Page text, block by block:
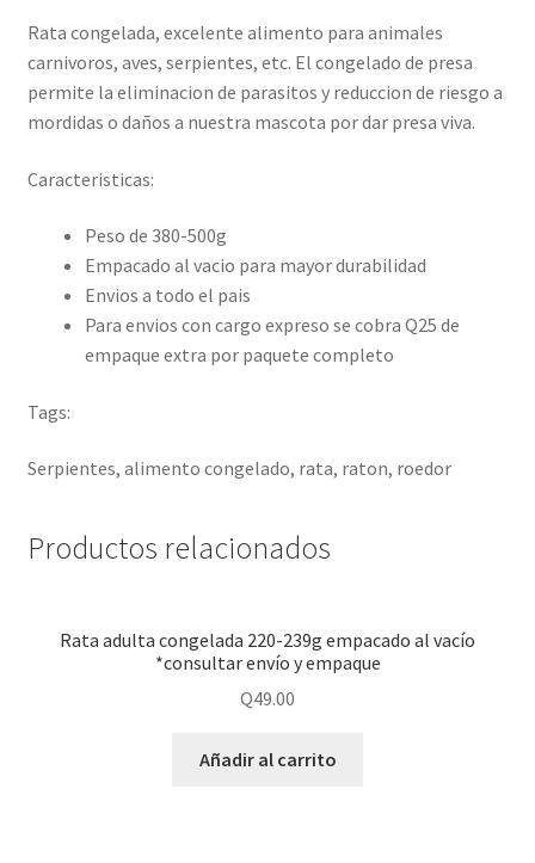
Rata congelada, excelente alimento para animales
carnivoros, aves, serpientes, etc. El congelado de presa
permite la eliminacion de parasitos y reduccion de riesgo a
mordidas o daños a nuestra mascota por dar presa viva.
Caracteristicas:
Peso de 380-500g
Empacado al vacio para mayor durabilidad
Envios a todo el pais
Para envios con cargo expreso se cobra Q25 de
empaque extra por paquete completo
Tags:
Serpientes, alimento congelado, rata, raton, roedor
Productos relacionados
Rata adulta congelada 220-239g empacado al vacío
*consultar envío y empaque
Q49.00
Añadir al carrito